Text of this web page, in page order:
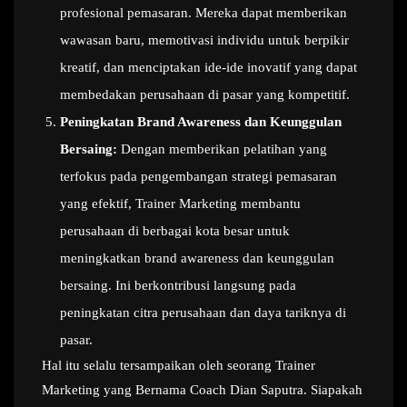
profesional pemasaran. Mereka dapat memberikan
wawasan baru, memotivasi individu untuk berpikir
kreatif, dan menciptakan ide-ide inovatif yang dapat
membedakan perusahaan di pasar yang kompetitif.
Peningkatan Brand Awareness dan Keunggulan
Bersaing: Dengan memberikan pelatihan yang
terfokus pada pengembangan strategi pemasaran
yang efektif, Trainer Marketing membantu
perusahaan di berbagai kota besar untuk
meningkatkan brand awareness dan keunggulan
bersaing. Ini berkontribusi langsung pada
peningkatan citra perusahaan dan daya tariknya di
pasar.
Hal itu selalu tersampaikan oleh seorang Trainer
Marketing yang Bernama Coach Dian Saputra. Siapakah